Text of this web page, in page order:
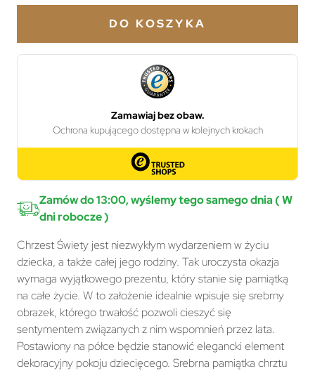
DO KOSZYKA
Zamów do 13:00, wyślemy tego samego dnia ( W
dni robocze )
Chrzest Świety jest niezwykłym wydarzeniem w życiu
dziecka, a także całej jego rodziny. Tak uroczysta okazja
wymaga wyjątkowego prezentu, który stanie się pamiątką
na całe życie. W to założenie idealnie wpisuje się srebrny
obrazek, którego trwałość pozwoli cieszyć się
sentymentem związanych z nim wspomnień przez lata.
Postawiony na półce będzie stanowić elegancki element
dekoracyjny pokoju dziecięcego. Srebrna pamiątka chrztu